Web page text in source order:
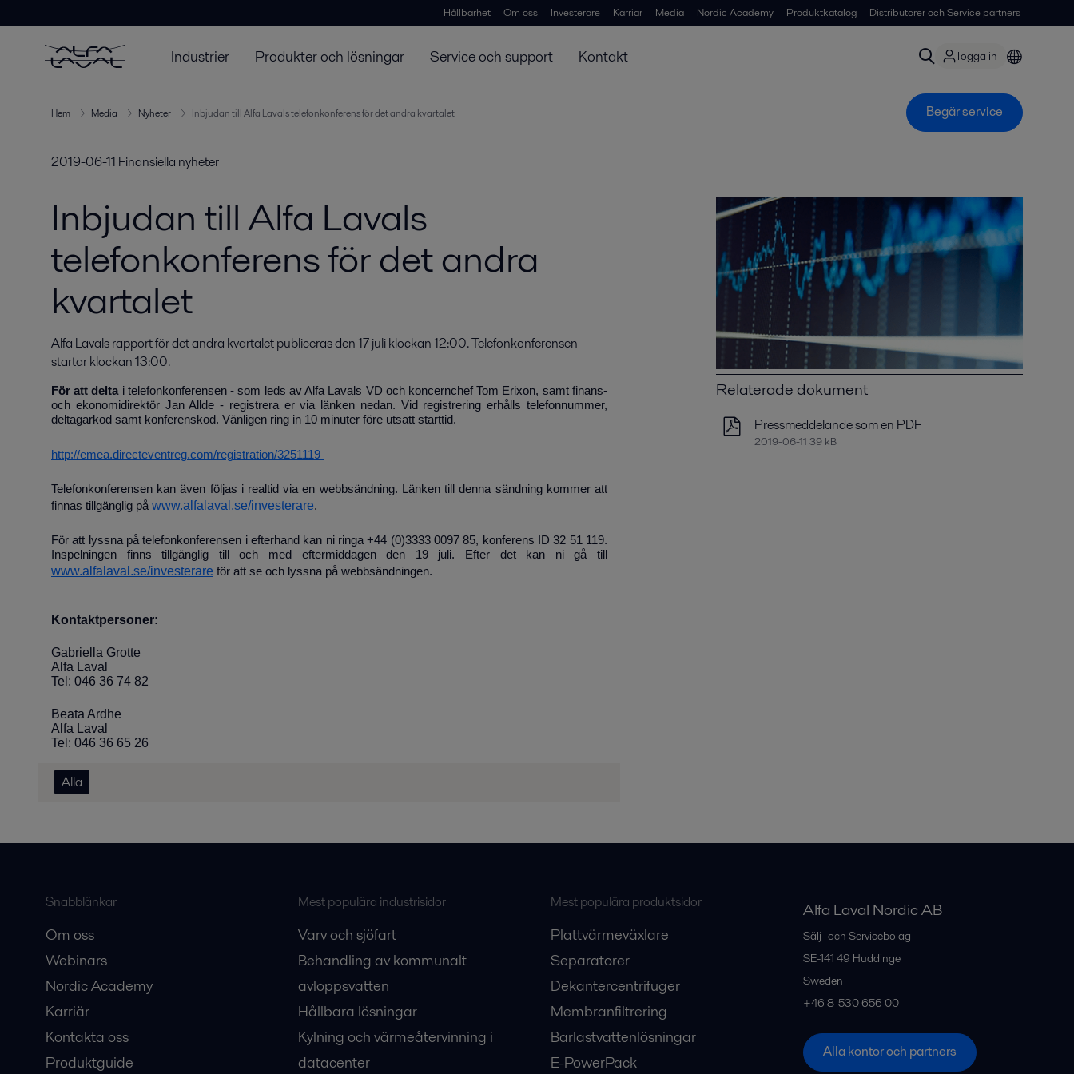
Hållbarhet Om oss Investerare Karriär Media Nordic Academy Produktkatalog Distributörer och Service partners
Industrier Produkter och lösningar Service och support Kontakt logga in
Hem Media Nyheter Inbjudan till Alfa Lavals telefonkonferens för det andra kvartalet Begär service
2019-06-11 Finansiella nyheter
Inbjudan till Alfa Lavals
telefonkonferens för det andra
kvartalet
Alfa Lavals rapport för det andra kvartalet publiceras den 17 juli klockan 12:00. Telefonkonferensen
startar klockan 13:00.
För att delta i telefonkonferensen - som leds av Alfa Lavals VD och koncernchef Tom Erixon, samt finans-
och ekonomidirektör Jan Allde - registrera er via länken nedan. Vid registrering erhålls telefonnummer,
deltagarkod samt konferenskod. Vänligen ring in 10 minuter före utsatt starttid.
http://emea.directeventreg.com/registration/3251119
Telefonkonferensen kan även följas i realtid via en webbsändning. Länken till denna sändning kommer att
finnas tillgänglig på www.alfalaval.se/investerare.
För att lyssna på telefonkonferensen i efterhand kan ni ringa +44 (0)3333 0097 85, konferens ID 32 51 119.
Inspelningen finns tillgänglig till och med eftermiddagen den 19 juli. Efter det kan ni gå till
www.alfalaval.se/investerare för att se och lyssna på webbsändningen.
Kontaktpersoner:
Gabriella Grotte
Alfa Laval
Tel: 046 36 74 82
Beata Ardhe
Alfa Laval
Tel: 046 36 65 26
Alla
Relaterade dokument
Pressmeddelande som en PDF
2019-06-11 39 kB
Snabblänkar
Om oss
Webinars
Nordic Academy
Karriär
Kontakta oss
Produktguide
Mest populära industrisidor
Varv och sjöfart
Behandling av kommunalt
avloppsvatten
Hållbara lösningar
Kylning och värmeåtervinning i
datacenter
Mest populära produktsidor
Plattvärmeväxlare
Separatorer
Dekantercentrifuger
Membranfiltrering
Barlastvattenlösningar
E-PowerPack
Alfa Laval Nordic AB
Sälj- och Servicebolag
SE-141 49 Huddinge
Sweden
+46 8-530 656 00
Alla kontor och partners